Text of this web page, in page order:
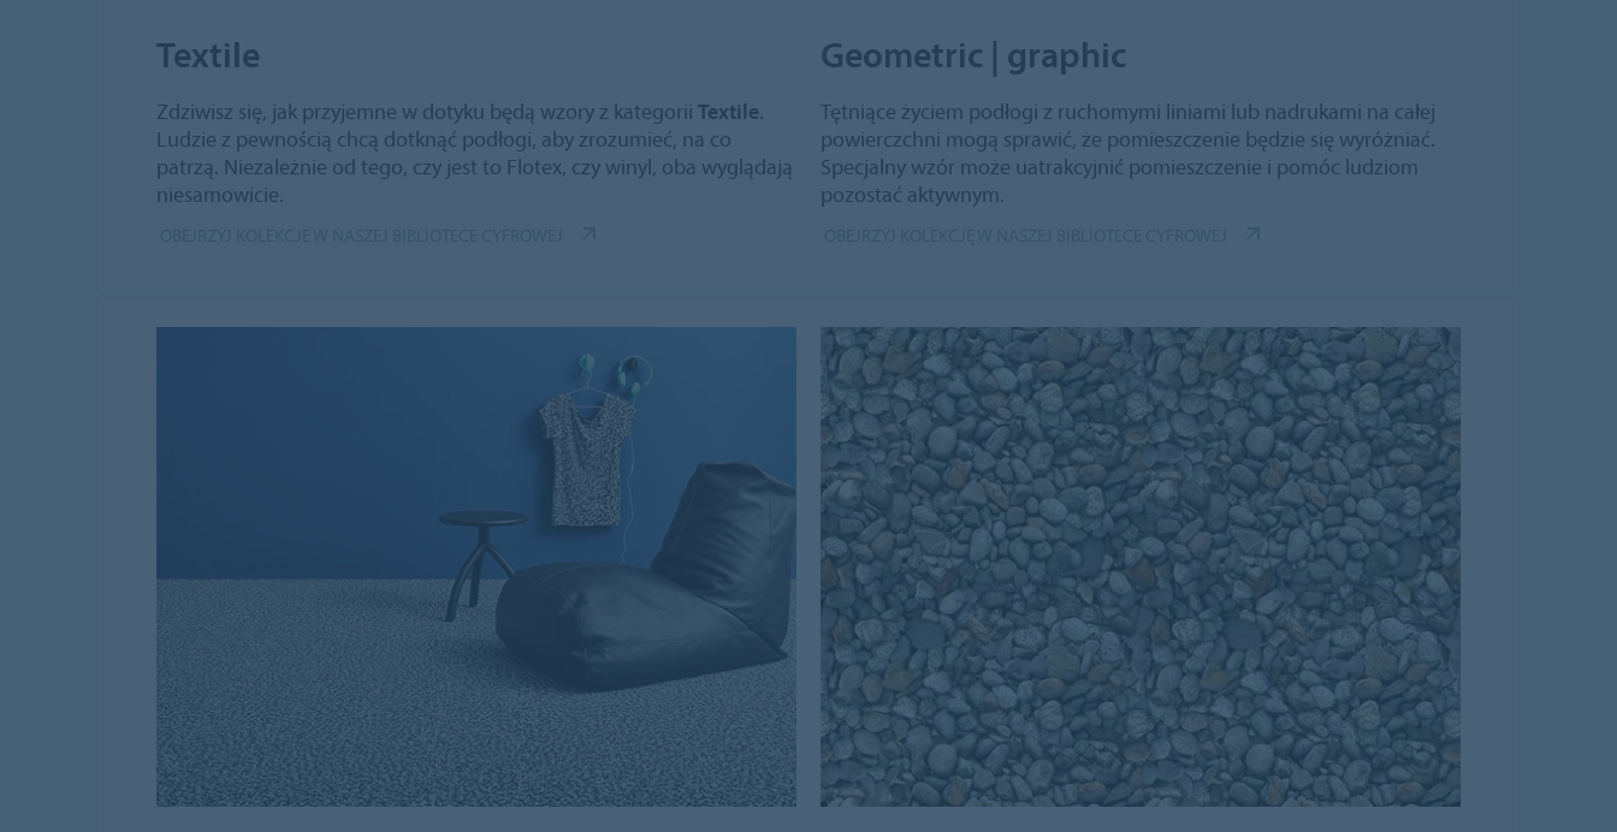
Textile
Zdziwisz się, jak przyjemne w dotyku będą wzory z kategorii Textile.
Ludzie z pewnością chcą dotknąć podłogi, aby zrozumieć, na co
patrzą. Niezależnie od tego, czy jest to Flotex, czy winyl, oba wyglądają
niesamowicie.
Geometric | graphic
Tętniące życiem podłogi z ruchomymi liniami lub nadrukami na całej
powierczchni mogą sprawić, że pomieszczenie będzie się wyróżniać.
Specjalny wzór może uatrakcyjnić pomieszczenie i pomóc ludziom
pozostać aktywnym.